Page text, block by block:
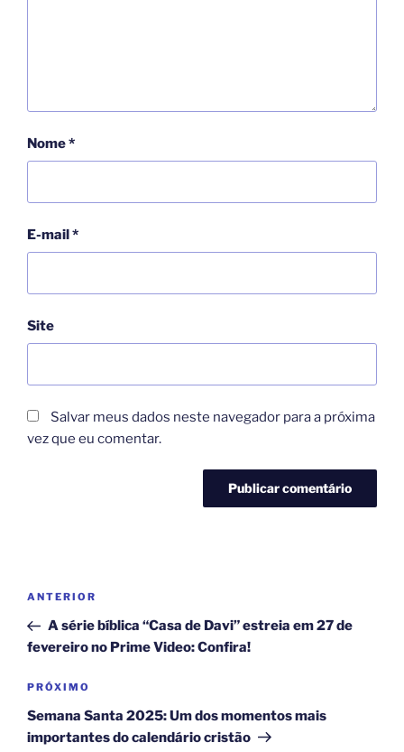
Nome*
E-mail*
Site
Salvar meus dados neste navegador para a próxima
vez que eu comentar.
Navegação
Post
Post
anterior
ANTERIOR
A série bíblica “Casa de Davi” estreia em 27 de
fevereiro no Prime Video: Confira!
Próximo
post
PRÓXIMO
Semana Santa 2025: Um dos momentos mais
importantes do calendário cristão